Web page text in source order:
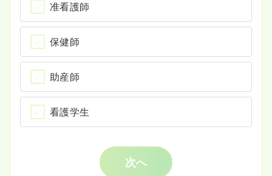
准看護師
保健師
助産師
看護学生
次へ